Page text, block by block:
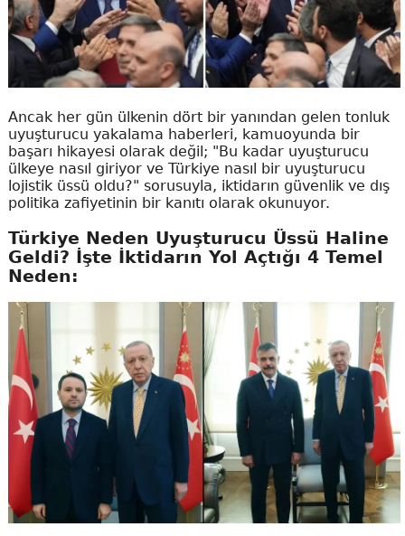
Ancak her gün ülkenin dört bir yanından gelen tonluk
uyuşturucu yakalama haberleri, kamuoyunda bir
başarı hikayesi olarak değil; "Bu kadar uyuşturucu
ülkeye nasıl giriyor ve Türkiye nasıl bir uyuşturucu
lojistik üssü oldu?" sorusuyla, iktidarın güvenlik ve dış
politika zafiyetinin bir kanıtı olarak okunuyor.
Türkiye Neden Uyuşturucu Üssü Haline
Geldi? İşte İktidarın Yol Açtığı 4 Temel
Neden: